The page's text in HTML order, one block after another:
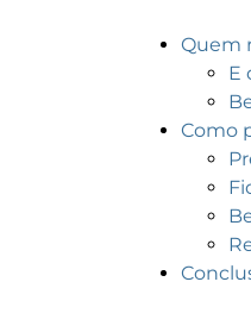
Quem
E
Como